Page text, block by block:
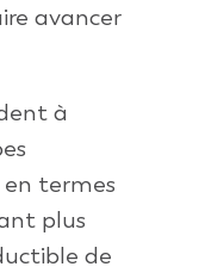
avancer
à
termes
plus
de